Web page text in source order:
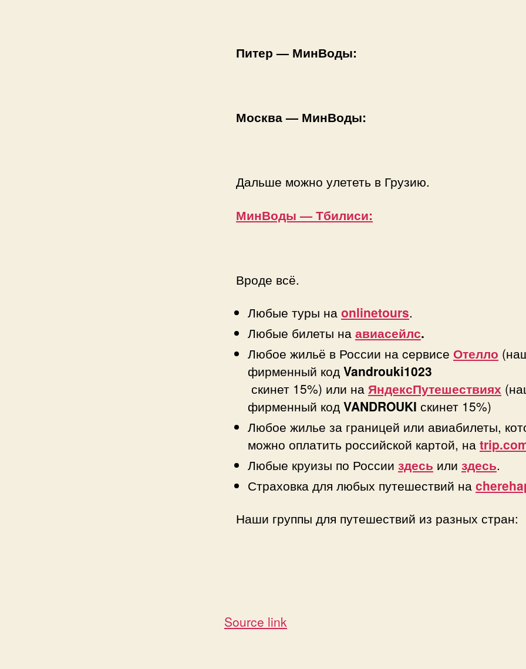
Питер — МинВоды:
Москва — МинВоды:
Дальше можно улететь в Грузию.
МинВоды — Тбилиси:
Вроде всё.
Любые туры на onlinetours.
Любые билеты на авиасейлс.
Любое жильё в России на cервисе Отелло
фирменный код Vandrouki1023
скинет 15%) или на ЯндексПутешествиях
фирменный код VANDROUKI скинет 15%)
Любое жилье за границей или авиабилеты,
можно оплатить российской картой, на
Любые круизы по России здесь или здесь.
Страховка для любых путешествий на
Наши группы для путешествий из разных стран:
Source link